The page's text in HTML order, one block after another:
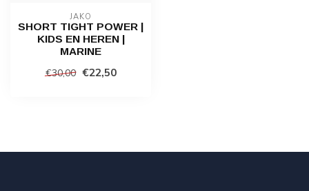
JAKO
SHORT TIGHT POWER |
KIDS EN HEREN |
MARINE
€30,00 €22,50